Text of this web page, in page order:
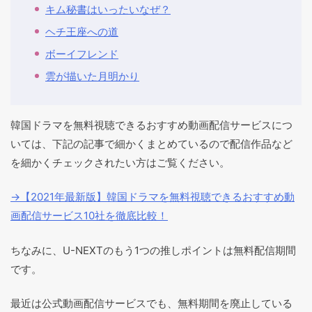
キム秘書はいったいなぜ？
ヘチ王座への道
ボーイフレンド
雲が描いた月明かり
韓国ドラマを無料視聴できるおすすめ動画配信サービスにつ
いては、下記の記事で細かくまとめているので配信作品など
を細かくチェックされたい方はご覧ください。
→【2021年最新版】韓国ドラマを無料視聴できるおすすめ動
画配信サービス10社を徹底比較！
ちなみに、U-NEXTのもう1つの推しポイントは無料配信期間
です。
最近は公式動画配信サービスでも、無料期間を廃止している